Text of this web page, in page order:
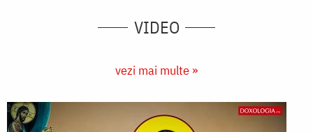
VIDEO
vezi mai multe »